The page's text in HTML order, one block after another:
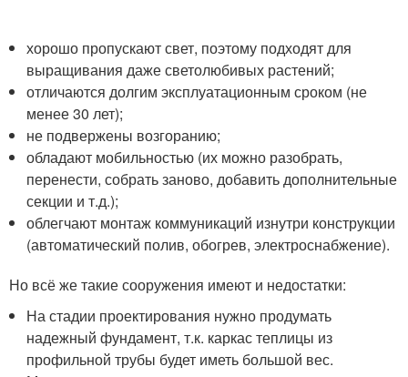
хорошо пропускают свет, поэтому подходят для
выращивания даже светолюбивых растений;
отличаются долгим эксплуатационным сроком (не
менее 30 лет);
не подвержены возгоранию;
обладают мобильностью (их можно разобрать,
перенести, собрать заново, добавить дополнительные
секции и т.д.);
облегчают монтаж коммуникаций изнутри конструкции
(автоматический полив, обогрев, электроснабжение).
Но всё же такие сооружения имеют и недостатки:
На стадии проектирования нужно продумать
надежный фундамент, т.к. каркас теплицы из
профильной трубы будет иметь большой вес.